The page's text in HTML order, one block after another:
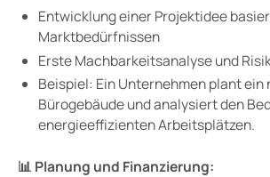
Entwicklung einer Projektidee
Marktbedürfnissen
Erste Machbarkeitsanalyse und
Beispiel: Ein Unternehmen plant
Bürogebäude und analysiert den
energieeffizienten Arbeitsplätzen.
📊 Planung und Finanzierung: